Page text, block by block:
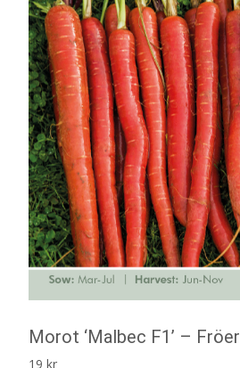
Morot ‘Malbec F1’ – Fröer
19 kr